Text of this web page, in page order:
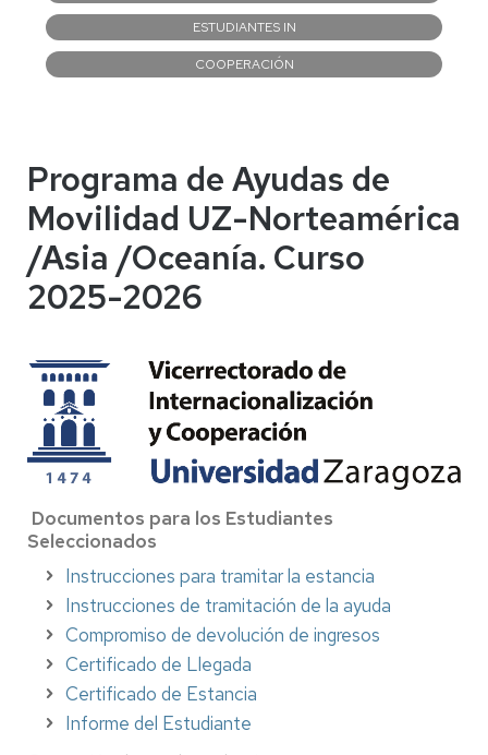
ESTUDIANTES IN
COOPERACIÓN
Programa de Ayudas de
Movilidad UZ-Norteamérica
/Asia /Oceanía. Curso
2025-2026
Documentos para los Estudiantes
Seleccionados
Instrucciones para tramitar la estancia
Instrucciones de tramitación de la ayuda
Compromiso de devolución de ingresos
Certificado de Llegada
Certificado de Estancia
Informe del Estudiante